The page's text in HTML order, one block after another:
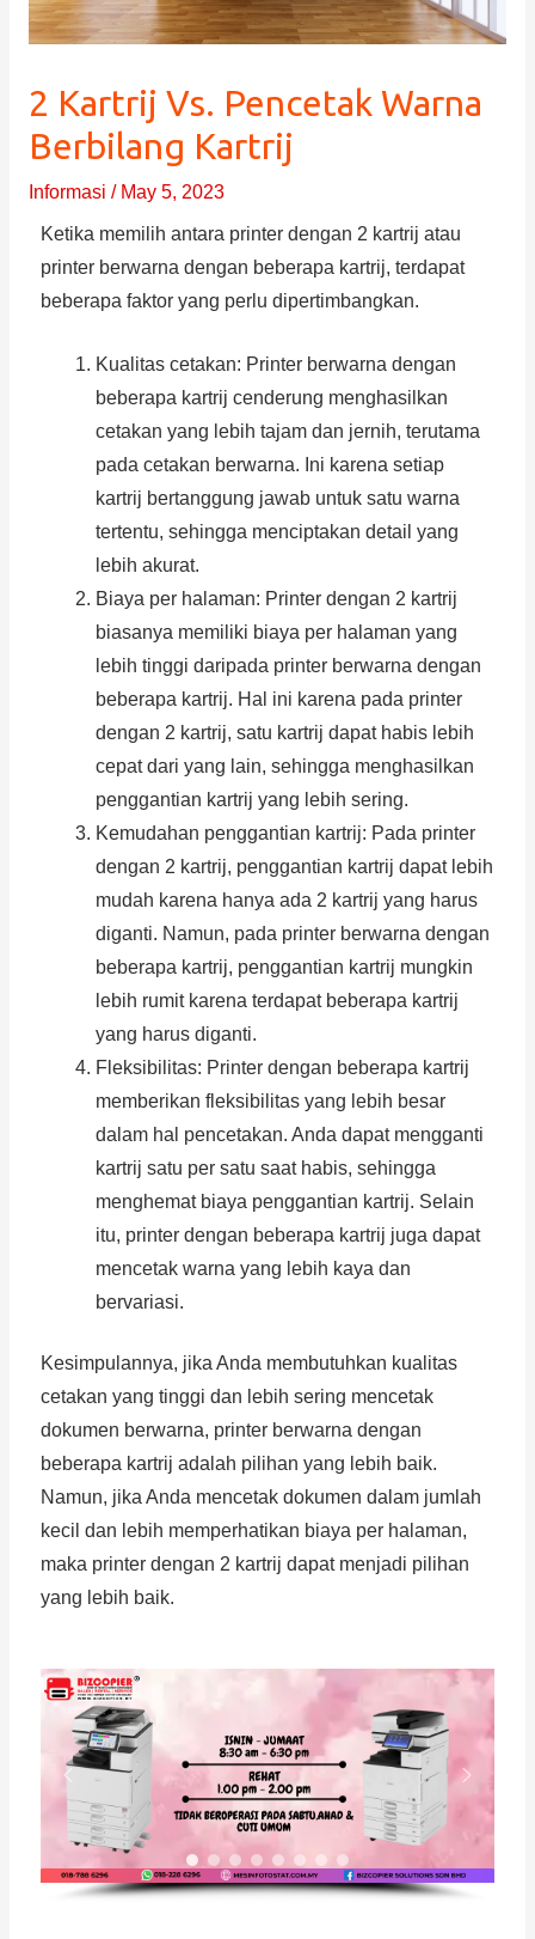
2 Kartrij Vs. Pencetak Warna
Berbilang Kartrij
Informasi / May 5, 2023
Ketika memilih antara printer dengan 2 kartrij atau
printer berwarna dengan beberapa kartrij, terdapat
beberapa faktor yang perlu dipertimbangkan.
Kualitas cetakan: Printer berwarna dengan
beberapa kartrij cenderung menghasilkan
cetakan yang lebih tajam dan jernih, terutama
pada cetakan berwarna. Ini karena setiap
kartrij bertanggung jawab untuk satu warna
tertentu, sehingga menciptakan detail yang
lebih akurat.
Biaya per halaman: Printer dengan 2 kartrij
biasanya memiliki biaya per halaman yang
lebih tinggi daripada printer berwarna dengan
beberapa kartrij. Hal ini karena pada printer
dengan 2 kartrij, satu kartrij dapat habis lebih
cepat dari yang lain, sehingga menghasilkan
penggantian kartrij yang lebih sering.
Kemudahan penggantian kartrij: Pada printer
dengan 2 kartrij, penggantian kartrij dapat lebih
mudah karena hanya ada 2 kartrij yang harus
diganti. Namun, pada printer berwarna dengan
beberapa kartrij, penggantian kartrij mungkin
lebih rumit karena terdapat beberapa kartrij
yang harus diganti.
Fleksibilitas: Printer dengan beberapa kartrij
memberikan fleksibilitas yang lebih besar
dalam hal pencetakan. Anda dapat mengganti
kartrij satu per satu saat habis, sehingga
menghemat biaya penggantian kartrij. Selain
itu, printer dengan beberapa kartrij juga dapat
mencetak warna yang lebih kaya dan
bervariasi.
Kesimpulannya, jika Anda membutuhkan kualitas
cetakan yang tinggi dan lebih sering mencetak
dokumen berwarna, printer berwarna dengan
beberapa kartrij adalah pilihan yang lebih baik.
Namun, jika Anda mencetak dokumen dalam jumlah
kecil dan lebih memperhatikan biaya per halaman,
maka printer dengan 2 kartrij dapat menjadi pilihan
yang lebih baik.